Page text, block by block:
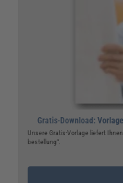
Gratis-Download:
Unsere Gratis-Vorlage liefert
bestellung“.